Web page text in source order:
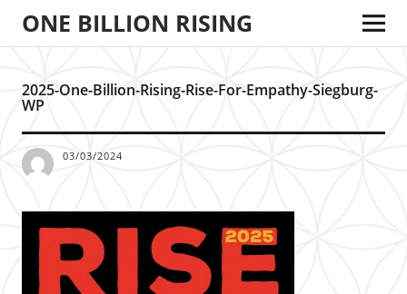
ONE BILLION RISING
2025-One-Billion-Rising-Rise-For-Empathy-Siegburg-
WP
03/03/2024